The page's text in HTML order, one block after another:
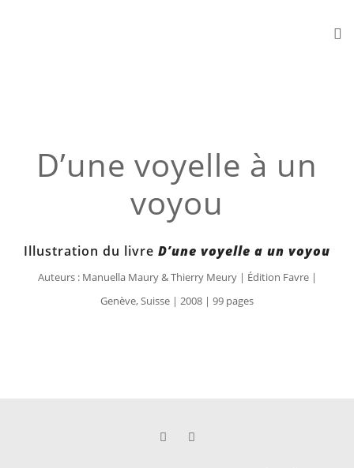
D’une voyelle à un
voyou
Illustration du livre D’une voyelle a un voyou
Auteurs : Manuella Maury & Thierry Meury | Édition Favre |
Genève, Suisse | 2008 | 99 pages